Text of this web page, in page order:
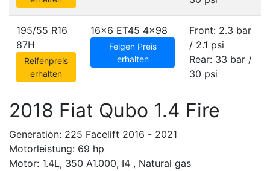
195/55 R16
87H
Reifenpreis
erhalten
16x6 ET45 4x98
Felgen Preis
erhalten
Front: 2.3 bar
/ 2.1 psi
Rear: 33 bar /
30 psi
2018 Fiat Qubo 1.4 Fire
Generation: 225 Facelift 2016 - 2021
Motorleistung: 69 hp
Motor: 1.4L, 350 A1.000, I4 , Natural gas